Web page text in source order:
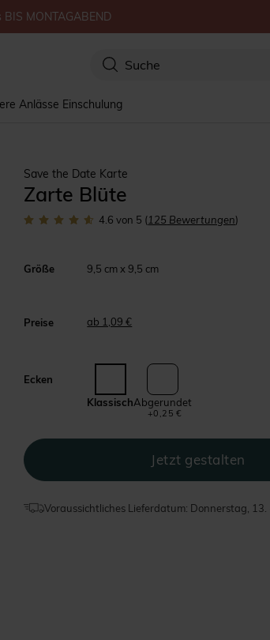
Anlässe Einschulung
Save the Date Karte
Zarte Blüte
4.6 von 5 (125 Bewertungen)
Größe 9,5 cm x 9,5 cm
Preise ab 1,09 €
Ecken
KlassischAbgerundet
+0,25 €
Voraussichtliches Lieferdatum: Donnerstag,
BIS MONTAGABEND